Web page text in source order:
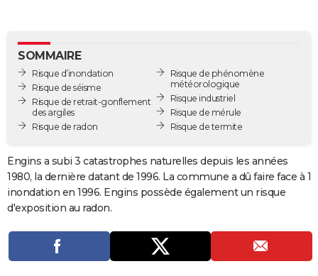
GUIDES D'ACHAT
BONS PLANS
CARTE DE VOEUX
Carte de Noël
Carte Bonne année
Carte Saint-Valentin
Carte Pâques
Carte d'anniversaire
DICTIONNAIRE
Dictionnaire
Biographies
Citations
Expressions
Proverbes
PROGRAMME TV
COPAINS D'AVANT
S'inscrire
Se connecter
Lycées
Collèges
Primaires
Universités
Entreprises
Service militaire
Avis de recherche
SOMMAIRE
Risque d’inondation
Risque de séisme
Risque de retrait-gonflement
des argiles
Risque de radon
Risque de phénomène
météorologique
Risque industriel
Risque de mérule
Risque de termite
Engins a subi 3 catastrophes naturelles depuis les années
1980, la dernière datant de 1996. La commune a dû faire face à 1
inondation en 1996. Engins possède également un risque
d'exposition au radon.